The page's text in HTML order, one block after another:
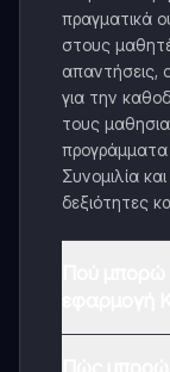
πραγματικά
στους
απαντήσεις,
για την
τους
προγράμματα
Συνομιλία
δεξιότητες